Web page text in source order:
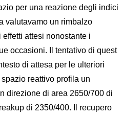
per una reazione degli indici
valutavamo un rimbalzo
attesi nonostante i
occasioni. Il tentativo di quest
di attesa per le ulteriori
reattivo profila un
direzione di area 2650/700 di
di 2350/400. Il recupero